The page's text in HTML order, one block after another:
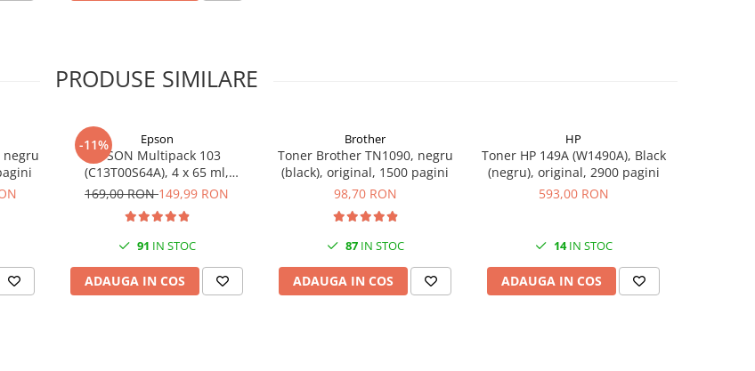
PRODUSE SIMILARE
negru
-11% Epson
EPSON Multipack 103
(C13T00S64A), 4 x 65 ml,
Black/Cyan/Magenta/Yellow
169,00 RON149,99 RON
91 IN STOC
ADAUGA IN COS
Brother
Toner Brother TN1090, negru
(black), original, 1500 pagini
98,70 RON
87IN STOC
ADAUGA IN COS
HP
Toner HP 149A (W1490A), Black
(negru), original, 2900 pagini
593,00 RON
14IN STOC
ADAUGA IN COS